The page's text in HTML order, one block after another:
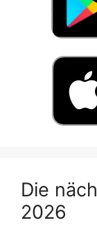
Die
2026